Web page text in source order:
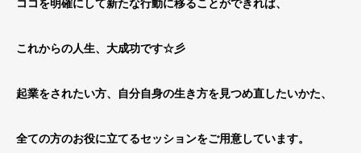
ココを明確にして新たな行動に移ることができれば、
これからの人生、大成功です☆彡
起業をされたい方、自分自身の生き方を見つめ直したいかた、
全ての方のお役に立てるセッションをご用意しています。